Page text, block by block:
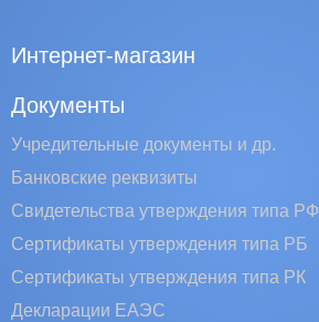
Интернет-магазин
Документы
Учредительные документы и др.
Банковские реквизиты
Свидетельства утверждения типа РФ
Сертификаты утверждения типа РБ
Сертификаты утверждения типа РК
Декларации ЕАЭС